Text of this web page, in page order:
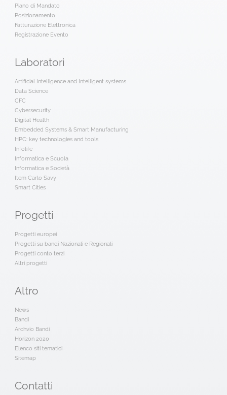
Piano di Mandato
Posizionamento
Fatturazione Elettronica
Registrazione Evento
Laboratori
Artificial Intelligence and Intelligent systems
Data Science
CFC
Cybersecurity
Digital Health
Embedded Systems & Smart Manufacturing
HPC: key technologies and tools
Infolife
Informatica e Scuola
Informatica e Società
Item Carlo Savy
Smart Cities
Progetti
Progetti europei
Progetti su bandi Nazionali e Regionali
Progetti conto terzi
Altri progetti
Altro
News
Bandi
Archvio Bandi
Horizon 2020
Elenco siti tematici
Sitemap
Contatti